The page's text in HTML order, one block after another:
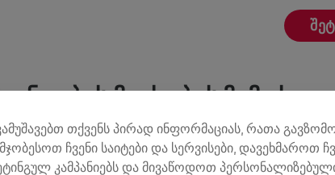
ᲛᲝᲫᲘᲔᲑᲘᲡ
0,00 US$ ᲨᲔᲒᲠᲝᲕᲓᲐ 0,00 US$ ᲛᲘᲖᲐᲜᲘ
თქვენს პირად ინფორმაციას, რათა
ჩვენი საიტები და სერვისები, დავეხმაროთ
კამპანიებს და მივაწოდოთ